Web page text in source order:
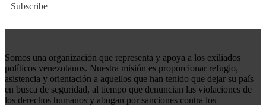
Subscribe
Somos una organización que representa y apoya a los exiliados
políticos venezolanos. Nuestra misión es proporcionar refugio,
asistencia y orientación a aquellos que han tenido que dejar su país
en busca de seguridad, al tiempo que denuncian las violaciones de
los derechos humanos y abogan por sanciones contra los